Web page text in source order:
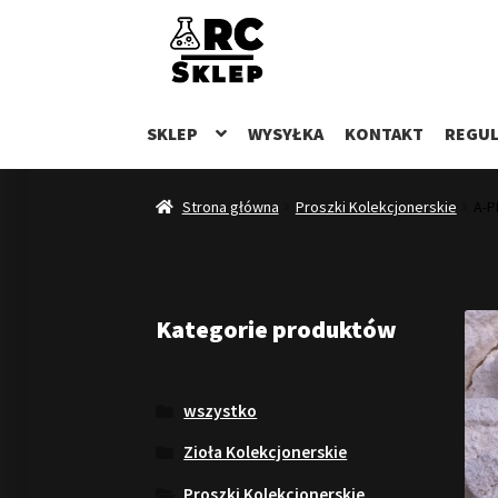
Przejdź
do
nawigacji
Przejdź
do
treści
SKLEP WYSYŁKA KONTAKT
Strona główna Proszki Kolekcjonerskie
Kategorie produktów
wszystko
Zioła Kolekcjonerskie